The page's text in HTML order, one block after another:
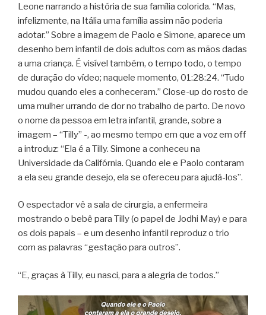
Leone narrando a história de sua família colorida. “Mas,
infelizmente, na Itália uma família assim não poderia
adotar.” Sobre a imagem de Paolo e Simone, aparece um
desenho bem infantil de dois adultos com as mãos dadas
a uma criança. É visível também, o tempo todo, o tempo
de duração do vídeo; naquele momento, 01:28:24. “Tudo
mudou quando eles a conheceram.” Close-up do rosto de
uma mulher urrando de dor no trabalho de parto. De novo
o nome da pessoa em letra infantil, grande, sobre a
imagem – “Tilly” -, ao mesmo tempo em que a voz em off
a introduz: “Ela é a Tilly. Simone a conheceu na
Universidade da Califórnia. Quando ele e Paolo contaram
a ela seu grande desejo, ela se ofereceu para ajudá-los”.
O espectador vê a sala de cirurgia, a enfermeira
mostrando o bebê para Tilly (o papel de Jodhi May) e para
os dois papais – e um desenho infantil reproduz o trio
com as palavras “gestação para outros”.
“E, graças à Tilly, eu nasci, para a alegria de todos.”